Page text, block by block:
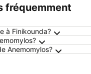
fréquemment
à Finikounda?
Anemomylos?